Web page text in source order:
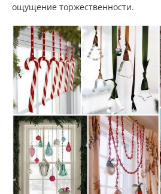
ощущение торжественности.